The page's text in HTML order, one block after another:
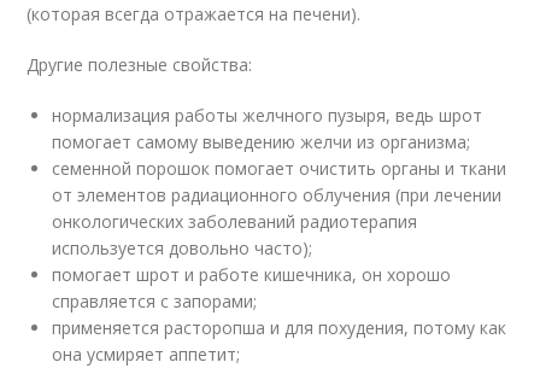
(которая всегда отражается на печени).
Другие полезные свойства:
нормализация работы желчного пузыря, ведь шрот
помогает самому выведению желчи из организма;
семенной порошок помогает очистить органы и ткани
от элементов радиационного облучения (при лечении
онкологических заболеваний радиотерапия
используется довольно часто);
помогает шрот и работе кишечника, он хорошо
справляется с запорами;
применяется расторопша и для похудения, потому как
она усмиряет аппетит;